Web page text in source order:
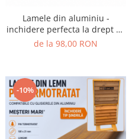
Lamele din aluminiu -
inchidere perfecta la drept cu
PergoLino® Orizontal si
de la 98,00 RON
-10%